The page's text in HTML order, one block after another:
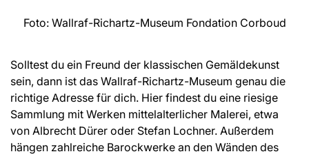
Foto: Wallraf-Richartz-Museum Fondation Corboud
Solltest du ein Freund der klassischen Gemäldekunst
sein, dann ist das Wallraf-Richartz-Museum genau die
richtige Adresse für dich. Hier findest du eine riesige
Sammlung mit Werken mittelalterlicher Malerei, etwa
von Albrecht Dürer oder Stefan Lochner. Außerdem
hängen zahlreiche Barockwerke an den Wänden des